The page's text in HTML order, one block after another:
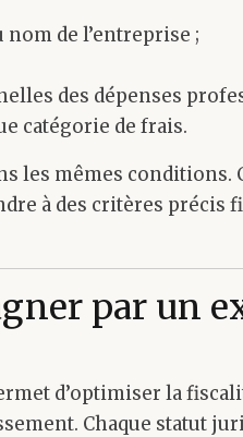
de l’entreprise ;
des dépenses
catégorie de frais.
les mêmes conditions.
à des critères précis
par un
d’optimiser la
Chaque statut